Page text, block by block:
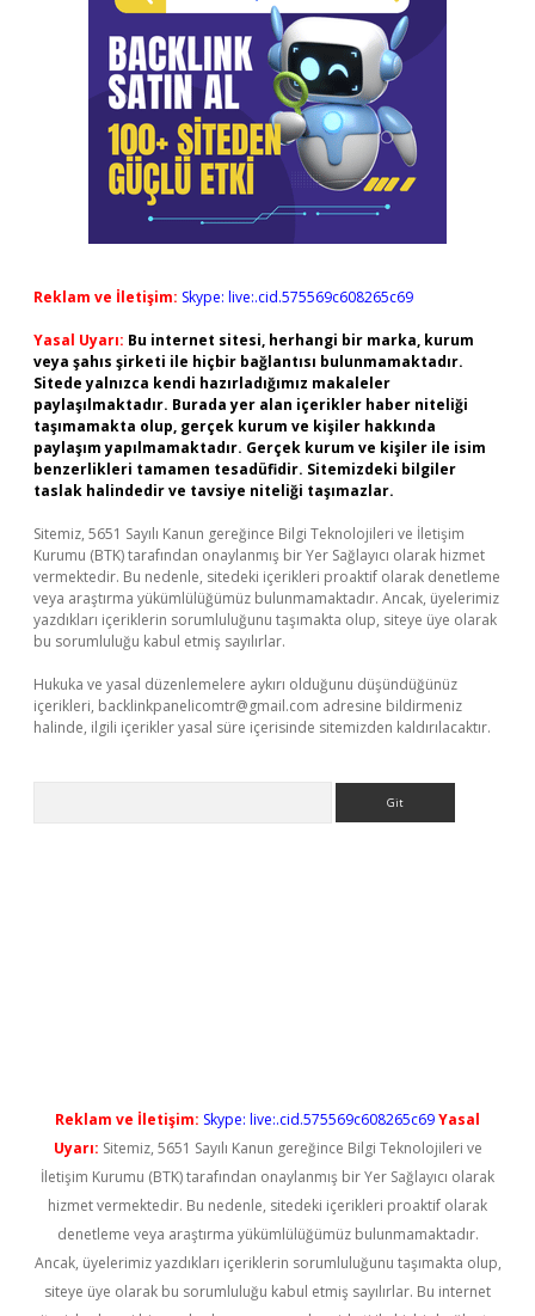
Reklam ve İletişim: Skype: live:.cid.575569c608265c69
Yasal Uyarı: Bu internet sitesi, herhangi bir marka, kurum
veya şahıs şirketi ile hiçbir bağlantısı bulunmamaktadır.
Sitede yalnızca kendi hazırladığımız makaleler
paylaşılmaktadır. Burada yer alan içerikler haber niteliği
taşımamakta olup, gerçek kurum ve kişiler hakkında
paylaşım yapılmamaktadır. Gerçek kurum ve kişiler ile isim
benzerlikleri tamamen tesadüfidir. Sitemizdeki bilgiler
taslak halindedir ve tavsiye niteliği taşımazlar.
Sitemiz, 5651 Sayılı Kanun gereğince Bilgi Teknolojileri ve İletişim
Kurumu (BTK) tarafından onaylanmış bir Yer Sağlayıcı olarak hizmet
vermektedir. Bu nedenle, sitedeki içerikleri proaktif olarak denetleme
veya araştırma yükümlülüğümüz bulunmamaktadır. Ancak, üyelerimiz
yazdıkları içeriklerin sorumluluğunu taşımakta olup, siteye üye olarak
bu sorumluluğu kabul etmiş sayılırlar.
Hukuka ve yasal düzenlemelere aykırı olduğunu düşündüğünüz
içerikleri, backlinkpanelicomtr@gmail.com adresine bildirmeniz
halinde, ilgili içerikler yasal süre içerisinde sitemizden kaldırılacaktır.
Reklam ve İletişim: Skype: live:.cid.575569c608265c69Yasal
Uyarı: Sitemiz, 5651 Sayılı Kanun gereğince Bilgi Teknolojileri ve
İletişim Kurumu (BTK) tarafından onaylanmış bir Yer Sağlayıcı olarak
hizmet vermektedir. Bu nedenle, sitedeki içerikleri proaktif olarak
denetleme veya araştırma yükümlülüğümüz bulunmamaktadır.
Ancak, üyelerimiz yazdıkları içeriklerin sorumluluğunu taşımakta olup,
siteye üye olarak bu sorumluluğu kabul etmiş sayılırlar. Bu internet